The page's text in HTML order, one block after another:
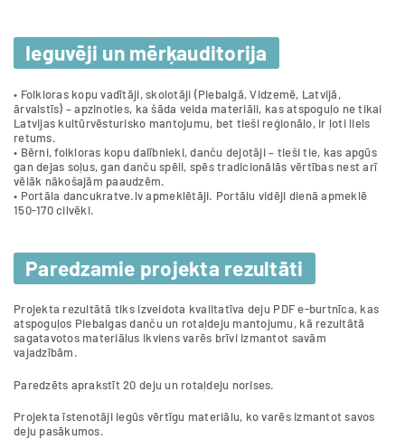
Ieguvēji un mērķauditorija
• Folkloras kopu vadītāji, skolotāji (Piebalgā, Vidzemē, Latvijā,
ārvalstīs) – apzinoties, ka šāda veida materiāli, kas atspoguļo ne tikai
Latvijas kultūrvēsturisko mantojumu, bet tieši reģionālo, ir ļoti liels
retums.
• Bērni, folkloras kopu dalībnieki, danču dejotāji – tieši tie, kas apgūs
gan dejas soļus, gan danču spēli, spēs tradicionālās vērtības nest arī
vēlāk nākošajām paaudzēm.
• Portāla dancukratve.lv apmeklētāji. Portālu vidēji dienā apmeklē
150-170 cilvēki.
Paredzamie projekta rezultāti
Projekta rezultātā tiks izveidota kvalitatīva deju PDF e-burtnīca, kas
atspoguļos Piebalgas danču un rotaļdeju mantojumu, kā rezultātā
sagatavotos materiālus ikviens varēs brīvi izmantot savām
vajadzībām.
Paredzēts aprakstīt 20 deju un rotaļdeju norises.
Projekta īstenotāji iegūs vērtīgu materiālu, ko varēs izmantot savos
deju pasākumos.